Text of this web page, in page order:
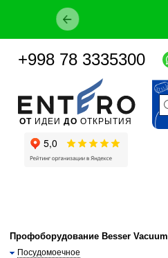
Профоборудование Besser Vacuum
Посудомоечное
ОТ ИДЕИ ДО ОТКРЫТИЯ
+998 78 3335300